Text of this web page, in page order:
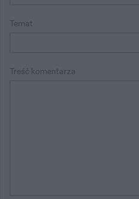
Temat
Treść komentarza